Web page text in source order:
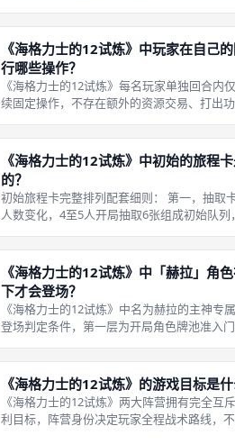
卡牌执行结算效果，整套结算流程不可逆，
对局最容易混淆时序的核心规则点
《海格力士的12试炼》中玩家在自己
行哪些操作？
《海格力士的12试炼》每名玩家单独回合内
续固定操作，不存在额外的资源交易、打出
序不可逆，必须先偷看再调换，完成两步操
接结束，切换至顺时针下一名玩家
《海格力士的12试炼》中初始的旅程
的？
初始旅程卡完整排列配套细则： 第一，抽取
人数变化，4至5人开局抽取6张组成初始队列
多，背叛玩家拥有更多调换卡牌干扰进度的
多人局背叛阵营强度。《海格
《海格力士的12试炼》中「赫拉」角
下才会登场？
《海格力士的12试炼》中名为赫拉的主神专
登场判定条件，第一层为开局角色牌池准入
4人下限对局完全不会出现赫拉主神角色，仅
卧底背叛者，5至7人对局才会将
《海格力士的12试炼》的游戏目标是什
《海格力士的12试炼》两大阵营拥有完全互
利目标，阵营身份决定玩家全程战术路线，